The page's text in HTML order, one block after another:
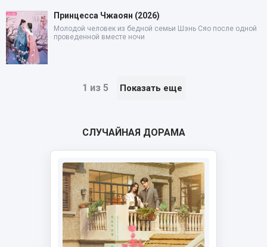
Принцесса Чжаоян (2026)
Молодой человек из бедной семьи Шэнь Сяо после одной
проведенной вместе ночи
1 из 5 Показать еще
СЛУЧАЙНАЯ ДОРАМА